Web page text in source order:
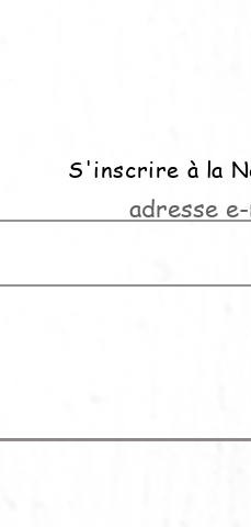
S'inscrire à la
adresse